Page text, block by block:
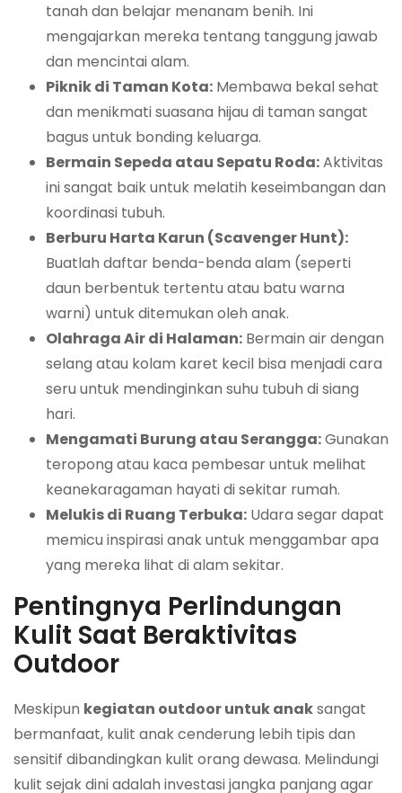
tanah dan belajar menanam benih. Ini
mengajarkan mereka tentang tanggung jawab
dan mencintai alam.
Piknik di Taman Kota: Membawa bekal sehat
dan menikmati suasana hijau di taman sangat
bagus untuk bonding keluarga.
Bermain Sepeda atau Sepatu Roda:Aktivitas
ini sangat baik untuk melatih keseimbangan dan
koordinasi tubuh.
Berburu Harta Karun (Scavenger Hunt):
Buatlah daftar benda-benda alam (seperti
daun berbentuk tertentu atau batu warna
warni) untuk ditemukan oleh anak.
Olahraga Air di Halaman: Bermain air dengan
selang atau kolam karet kecil bisa menjadi cara
seru untuk mendinginkan suhu tubuh di siang
hari.
Mengamati Burung atau Serangga:Gunakan
teropong atau kaca pembesar untuk melihat
keanekaragaman hayati di sekitar rumah.
Melukis di Ruang Terbuka: Udara segar dapat
memicu inspirasi anak untuk menggambar apa
yang mereka lihat di alam sekitar.
Pentingnya Perlindungan
Kulit Saat Beraktivitas
Outdoor
Meskipun kegiatan outdoor untuk anaksangat
bermanfaat, kulit anak cenderung lebih tipis dan
sensitif dibandingkan kulit orang dewasa. Melindungi
kulit sejak dini adalah investasi jangka panjang agar